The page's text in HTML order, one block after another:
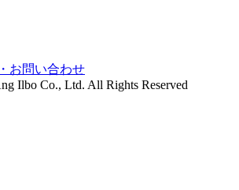
お問い合わせ
Ilbo Co., Ltd. All Rights Reserved